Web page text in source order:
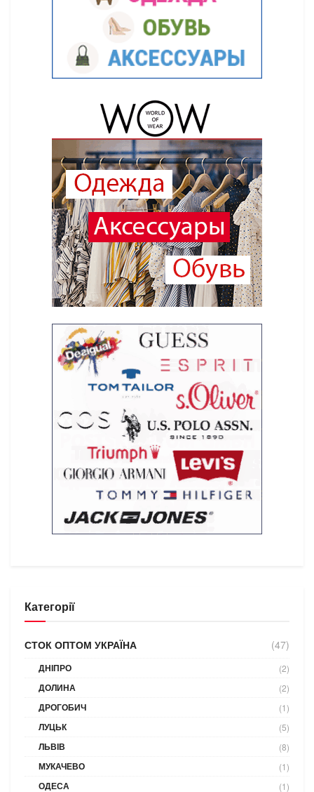
Категорії
СТОК ОПТОМ УКРАЇНА (47)
ДНІПРО (2)
ДОЛИНА (2)
ДРОГОБИЧ (1)
ЛУЦЬК (5)
ЛЬВІВ (8)
МУКАЧЕВО (1)
ОДЕСА (1)